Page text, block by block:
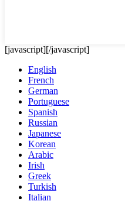
[javascript][/javascript]
English
French
German
Portuguese
Spanish
Russian
Japanese
Korean
Arabic
Irish
Greek
Turkish
Italian